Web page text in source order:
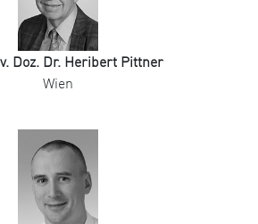
Doz. Dr. Heribert Pittner
Wien